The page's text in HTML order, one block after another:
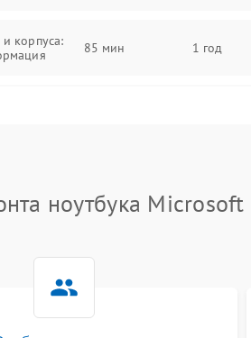
корпуса:
85 мин 1 год
питания
85 мин
ноутбука Microsoft